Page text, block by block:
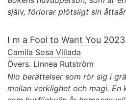
själv, förlorar plötsligt sin
I m a Fool to Want You 2023
Camila Sosa Villada
Övers. Linnea Rutström
Nio berättelser som rör sig i
mellan verklighet och magi. En